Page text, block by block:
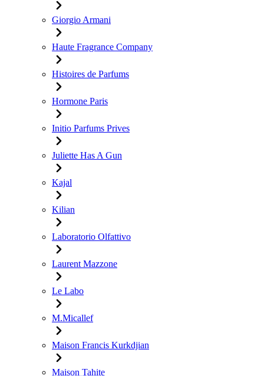
Giorgio Armani
Haute Fragrance Company
Histoires de Parfums
Hormone Paris
Initio Parfums Prives
Juliette Has A Gun
Kajal
Kilian
Laboratorio Olfattivo
Laurent Mazzone
Le Labo
M.Micallef
Maison Francis Kurkdjian
Maison Tahite